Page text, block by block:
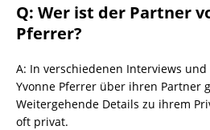
Q: Wer ist der Partner
Pferrer?
A: In verschiedenen Interviews
Yvonne Pferrer über ihren Partner
Weitergehende Details zu ihrem
oft privat.